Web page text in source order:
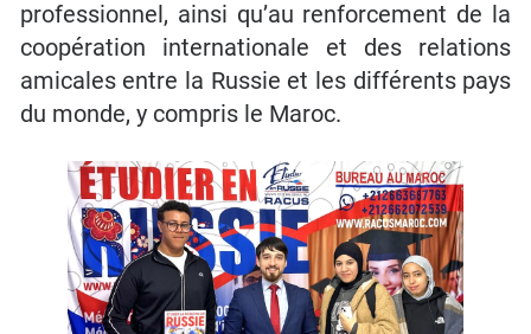
professionnel, ainsi qu’au renforcement de la
coopération internationale et des relations
amicales entre la Russie et les différents pays
du monde, y compris le Maroc.